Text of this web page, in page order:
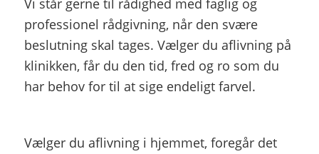
professionel rådgivning, når den svære
beslutning skal tages. Vælger du aflivning på
klinikken, får du den tid, fred og ro som du
har behov for til at sige endeligt farvel.
Vælger du aflivning i hjemmet, foregår det